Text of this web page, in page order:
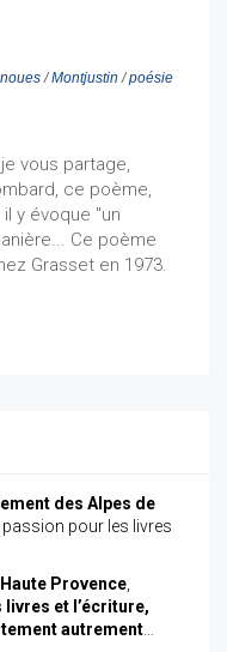
/Montjustin /poésie
vous partage,
ce poème,
y évoque "un
Ce poème
Grasset en 1973.
des Alpes de
passion pour les livres
Provence
et l’écriture,
autrement